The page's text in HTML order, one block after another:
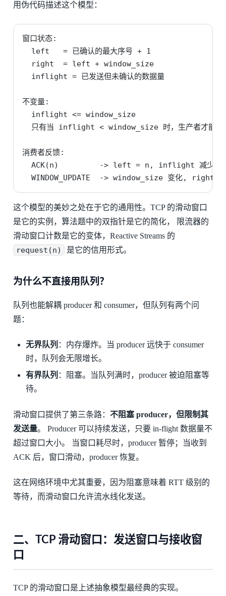
用伪代码描述这个模型：
窗口状态:
  left   = 已确认的最大序号 + 1
  right  = left + window_size
  inflight = 已发送但未确认的数据量
不变量:
  inflight <= window_size
只有当 inflight < window_size 时，生产者才能继
消费者反馈:
  ACK(n)         -> left = n, inflight 减少
WINDOW_UPDATE  -> window_size 变化, right 随
这个模型的美妙之处在于它的通用性。TCP 的滑动窗口
是它的实例，算法题中的双指针是它的简化， 限流器的
滑动窗口计数是它的变体，Reactive Streams 的
request(n) 是它的信用形式。
为什么不直接用队列？
队列也能解耦 producer 和 consumer，但队列有两个问
题：
无界队列 ：内存爆炸。当 producer 远快于 consumer
时，队列会无限增长。
有界队列 ：阻塞。当队列满时，producer 被迫阻塞等
待。
滑动窗口提供了第三条路： 不阻塞 producer，但限制其
发送量。 Producer 可以持续发送，只要 in-flight 数据量不
超过窗口大小。 当窗口耗尽时，producer 暂停；当收到
ACK 后，窗口滑动，producer 恢复。
这在网络环境中尤其重要，因为阻塞意味着 RTT 级别的
等待，而滑动窗口允许流水线化发送。
二、TCP 滑动窗口：发送窗口与接收窗
口
TCP 的滑动窗口是上述抽象模型最经典的实现。